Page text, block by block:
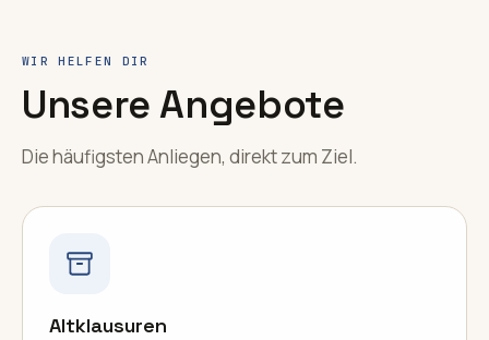
WIR HELFEN DIR
Unsere Angebote
Die häufigsten Anliegen, direkt zum Ziel.
Altklausuren